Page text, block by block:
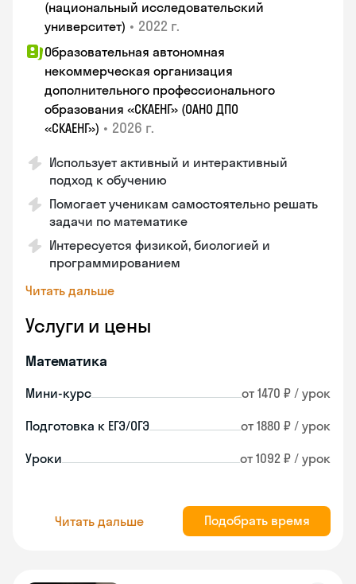
(национальный исследовательский
университет) • 2022 г.
Образовательная автономная
некоммерческая организация
дополнительного профессионального
образования «СКАЕНГ» (ОАНО ДПО
«СКАЕНГ») • 2026 г.
Использует активный и интерактивный
подход к обучению
Помогает ученикам самостоятельно решать
задачи по математике
Интересуется физикой, биологией и
программированием
Читать дальше
Услуги и цены
Математика
Мини-курс от 1470 ₽ / урок
Подготовка к ЕГЭ/ОГЭ от 1880 ₽ / урок
Уроки от 1092 ₽ / урок
Читать дальше Подобрать время